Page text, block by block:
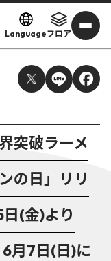
Languageフロア
突破ラーメ
の日」リリ
(金)より
月7日(日)に